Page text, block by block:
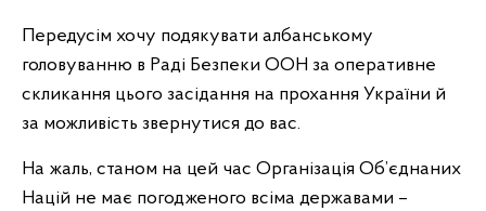
Передусім хочу подякувати албанському
головуванню в Раді Безпеки ООН за оперативне
скликання цього засідання на прохання України й
за можливість звернутися до вас.
На жаль, станом на цей час Організація Об’єднаних
Націй не має погодженого всіма державами –